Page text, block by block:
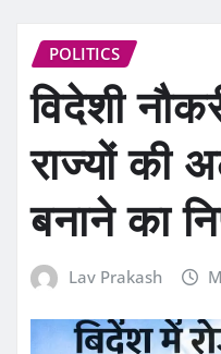
POLITICS
विदेशी
राज्यों की
बनाने का
Lav Prakash